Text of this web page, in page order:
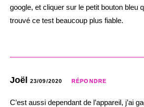
google, et cliquer sur le petit bouton bleu
trouvé ce test beaucoup plus fiable.
Joël 23/09/2020 RÉPONDRE
C’est aussi dependant de l’appareil, j’ai